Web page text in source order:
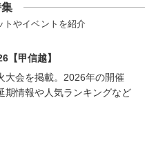
トやイベントを紹介
【甲信越】
大会を掲載。2026年の開催
期情報や人気ランキングなど